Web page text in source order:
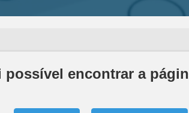
encontrar a